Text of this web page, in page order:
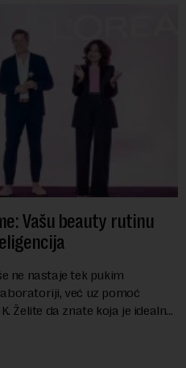
Vašu beauty rutinu
ne nastaje tek pukim
već uz pomoć
Želite da znate koja je idealna